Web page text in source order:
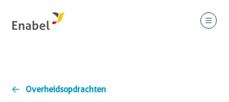
Overheidsopdrachten